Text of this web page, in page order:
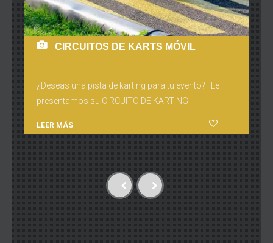
CIRCUITOS DE KARTS MÓVIL
¿Deseas una pista de karting para tu evento? Le
presentamos su CIRCUITO DE KARTING
LEER MÁS